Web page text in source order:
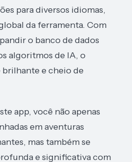
para diversos idiomas,
da ferramenta. Com
o banco de dados
algoritmos de IA, o
e cheio de
app, você não apenas
em aventuras
mas também se
e significativa com